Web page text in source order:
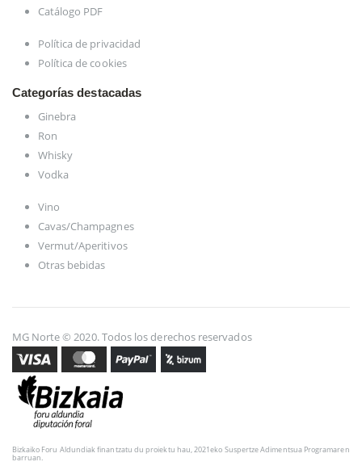
Catálogo PDF
Política de privacidad
Política de cookies
Categorías destacadas
Ginebra
Ron
Whisky
Vodka
Vino
Cavas/Champagnes
Vermut/Aperitivos
Otras bebidas
MG Norte © 2020. Todos los derechos reservados
Bizkaiko Foru Aldundiak finantzatu du proiektu hau, 2021eko Suspertze Adimentsua Programaren
barruan.